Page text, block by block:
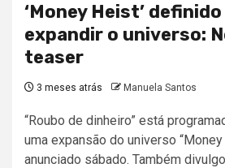
‘Money Heist’
expandir o universo:
teaser
3 meses atrás Manuela Santos
“Roubo de dinheiro” está
uma expansão do universo
anunciado sábado. Também